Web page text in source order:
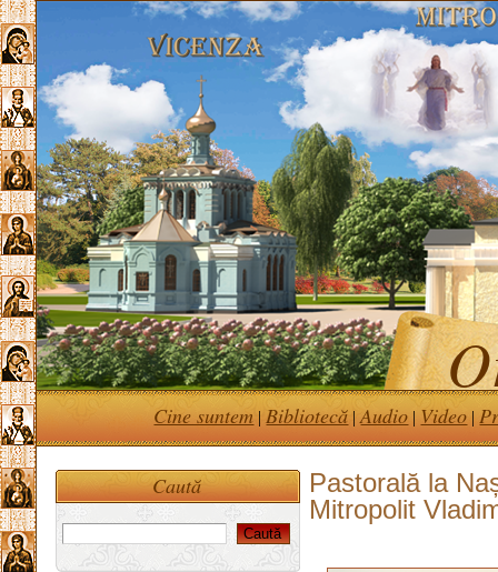
Cine suntem | Bibliotecă |Audio | Video |
Pastorală la
Mitropolit
Caută